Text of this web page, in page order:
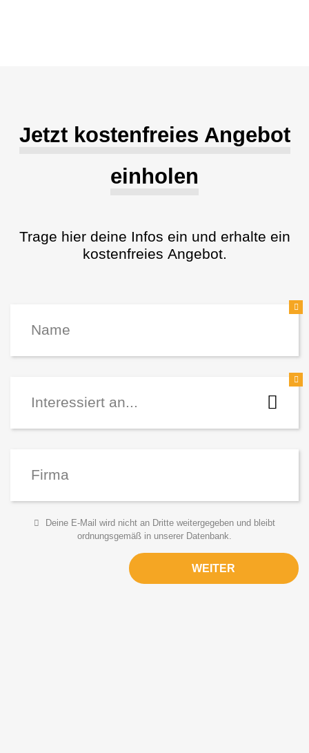
Jetzt kostenfreies Angebot
einholen
Trage hier deine Infos ein und erhalte ein
kostenfreies Angebot.
Pullover Jacken
Sonstiges
Deine E-Mail wird nicht an Dritte weitergegeben und bleibt
ordnungsgemäß in unserer Datenbank.
WEITER